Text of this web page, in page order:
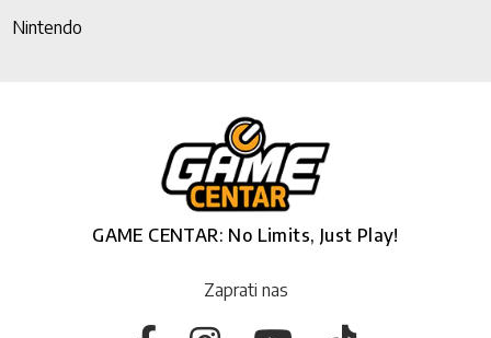
Nintendo
GAME CENTAR: No Limits, Just Play!
Zaprati nas